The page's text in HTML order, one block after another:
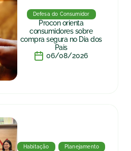
Defesa do Consumidor
Procon orienta
consumidores sobre
compra segura no Dia dos
Pais
06/08/2026
Habitação Planejamento